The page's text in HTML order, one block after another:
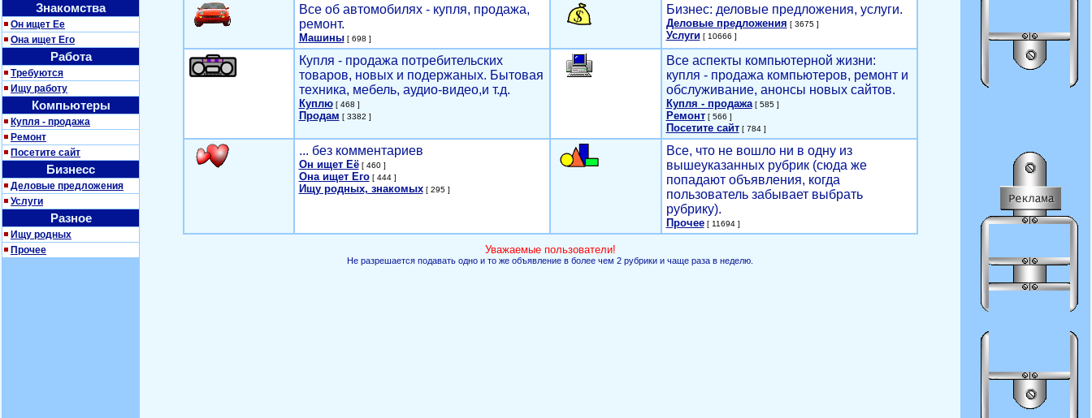
Знакомства
Он ищет Ее
Она ищет Его
Работа
Требуются
Ищу работу
Компьютеры
Купля - продажа
Ремонт
Посетите сайт
Бизнесс
Деловые предложения
Услуги
Разное
Ищу родных
Прочее
Все об автомобилях - купля, продажа,
ремонт.
Машины[ 698 ]
Бизнес: деловые предложения, услуги.
Деловые предложения [ 3675 ]
Услуги[ 10666 ]
Купля - продажа потребительских
товаров, новых и подержаных. Бытовая
техника, мебель, аудио-видео,и т.д.
Куплю[ 468 ]
Продам [ 3382 ]
Все аспекты компьютерной жизни:
купля - продажа компьютеров, ремонт и
обслуживание, анонсы новых сайтов.
Купля - продажа[ 585 ]
Ремонт[ 566 ]
Посетите сайт[ 784 ]
... без комментариев
Он ищет Её[ 460 ]
Она ищет Его[ 444 ]
Ищу родных, знакомых[ 295 ]
Все, что не вошло ни в одну из
вышеуказанных рубрик (сюда же
попадают объявления, когда
пользователь забывает выбрать
рубрику).
Прочее[ 11694 ]
Уважаемые пользователи!
Не разрешается подавать одно и то же объявление в более чем 2 рубрики и чаще раза в неделю.